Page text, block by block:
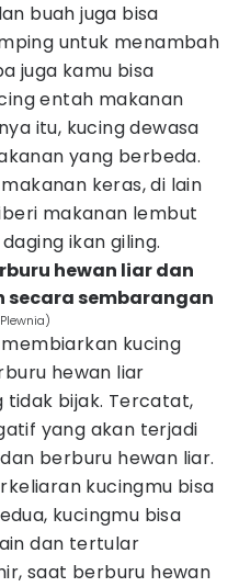
buah juga bisa
untuk menambah
juga kamu bisa
entah makanan
itu, kucing dewasa
yang berbeda.
keras, di lain
makanan lembut
ikan giling.
hewan liar dan
secara sembarangan
kucing
hewan liar
tidak bijak. Tercatat,
yang akan terjadi
berburu hewan liar.
kucingmu bisa
kucingmu bisa
dan tertular
saat berburu hewan